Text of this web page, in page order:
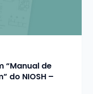
“Manual de
do NIOSH –